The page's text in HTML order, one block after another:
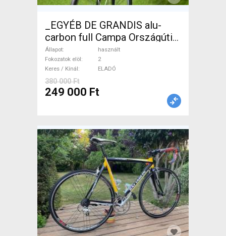
_EGYÉB DE GRANDIS alu-
carbon full Campa Országúti
használt ELADÓ
Állapot
használt
Fokozatok elöl
2
Keres / Kínál
ELADÓ
380 000 Ft
249 000 Ft